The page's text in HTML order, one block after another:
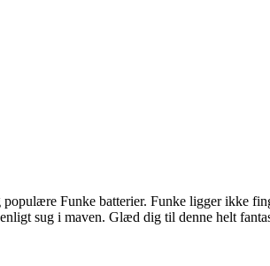
populære Funke batterier. Funke ligger ikke
sug i maven. Glæd dig til denne helt